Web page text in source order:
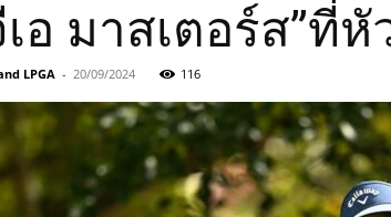
กอล์ฟ
อาชีพ
อ มาสเตอร์ส”ที่
LPGA - 20/09/2024 116